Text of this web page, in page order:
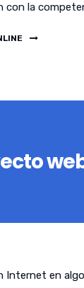
con la
Internet en